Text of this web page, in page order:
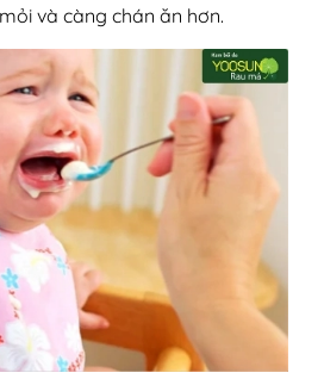
và càng chán ăn hơn.